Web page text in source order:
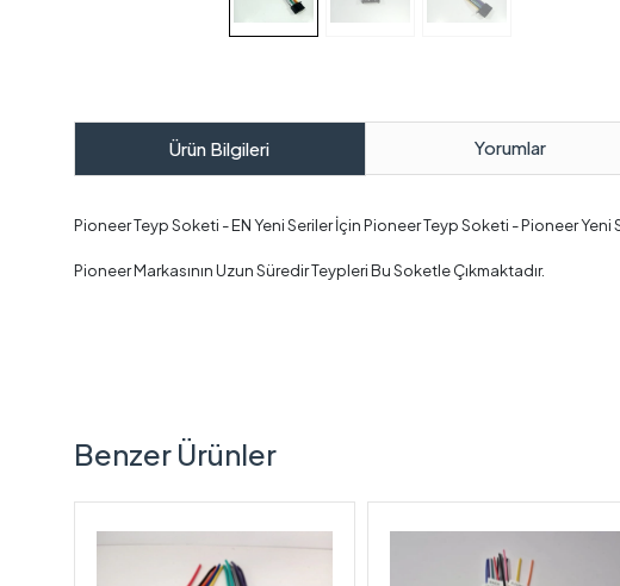
Ürün Bilgileri Yorumlar
Pioneer Teyp Soketi - EN Yeni Seriler İçin Pioneer Teyp Soketi - Pioneer Yeni
Pioneer Markasının Uzun Süredir Teypleri Bu Soketle Çıkmaktadır.
Benzer Ürünler